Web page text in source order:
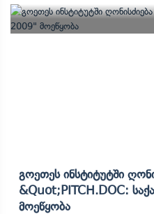
Გოეთეს Ინსტიტუტში
&quot;PITCH.DOC:
Მოეწყობა